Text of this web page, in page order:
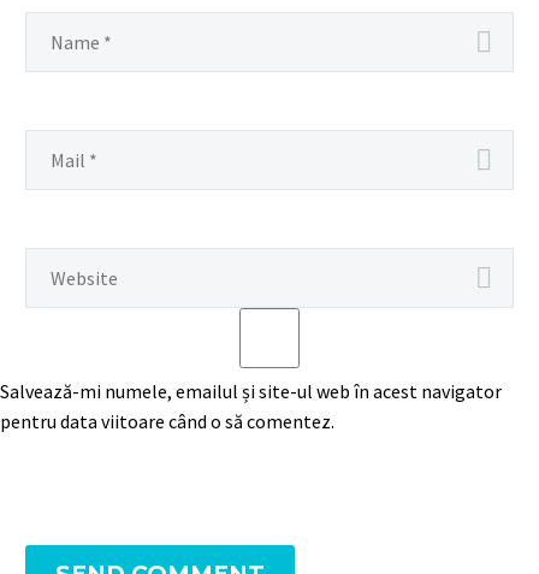
Salvează-mi numele, emailul și site-ul web în acest navigator
pentru data viitoare când o să comentez.